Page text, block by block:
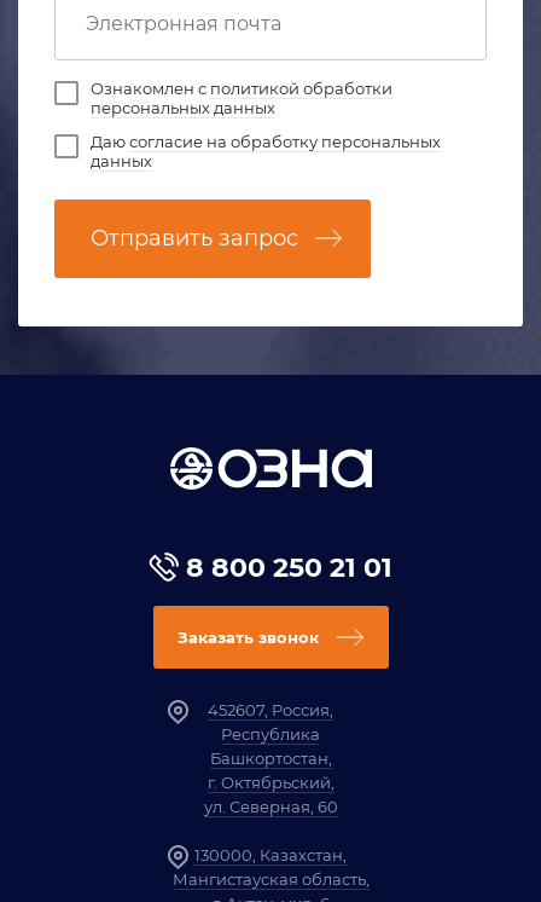
Ознакомлен с политикой обработки
персональных данных
Даюсогласие на обработку персональных
данных
Отправить запрос
8 800 250 21 01
Заказать звонок
452607, Россия,
Республика
Башкортостан,
г. Октябрьский,
ул. Северная, 60
130000, Казахстан,
Мангистауская область,